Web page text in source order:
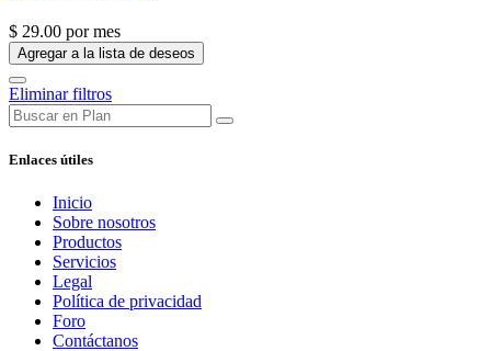
$ 29.00 por mes
Agregar a la lista de deseos
Eliminar filtros
Enlaces útiles
Inicio
Sobre nosotros
Productos
Servicios
Legal
Política de privacidad
Foro
Contáctanos